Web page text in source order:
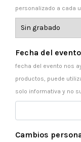
personalizado a cada
Fecha del evento
fecha del evento nos
productos, puede
solo informativa y no
Cambios